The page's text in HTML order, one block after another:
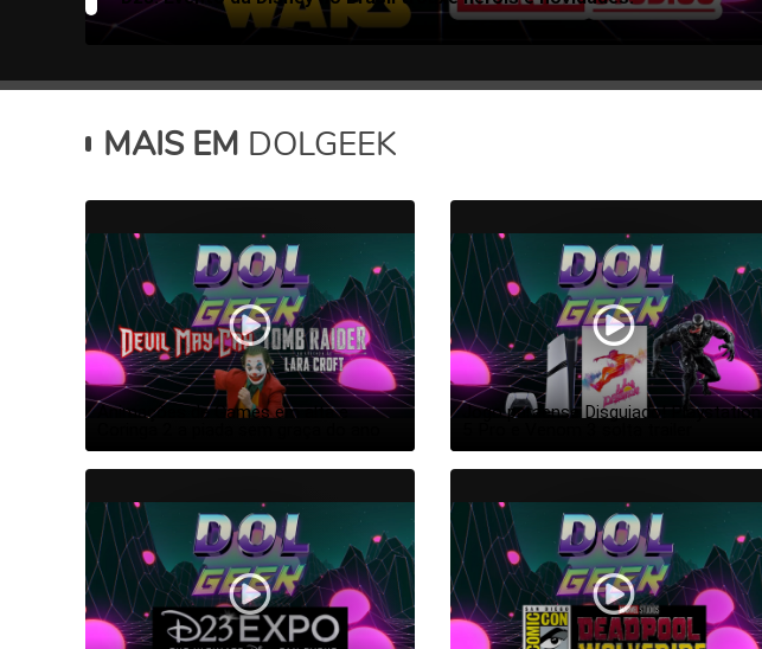
MAIS EM DOLGEEK
Animações de Games em alta e
Jogo paraense Disguiado! Playstation